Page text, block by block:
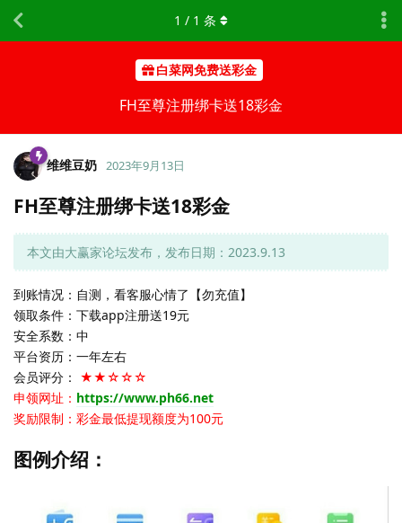
白菜网免费送彩金
FH至尊注册绑卡送18彩金
1 / 1 条
维维豆奶 2023年9月13日
FH至尊注册绑卡送18彩金
本文由大赢家论坛发布，发布日期：2023.9.13
到账情况：自测，看客服心情了【勿充值】
领取条件：下载app注册送19元
安全系数：中
平台资历：一年左右
会员评分： ★★☆☆☆
申领网址： https://www.ph66.net
奖励限制：彩金最低提现额度为100元
图例介绍：